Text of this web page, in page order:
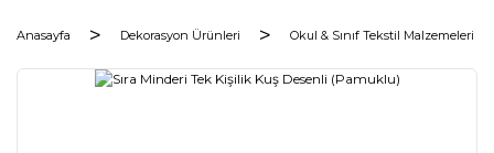
Anasayfa Dekorasyon Ürünleri Okul & Sınıf Tekstil Malzemeleri